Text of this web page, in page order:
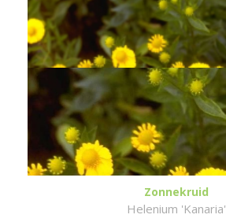
Zonnekruid
Helenium 'Kanaria'